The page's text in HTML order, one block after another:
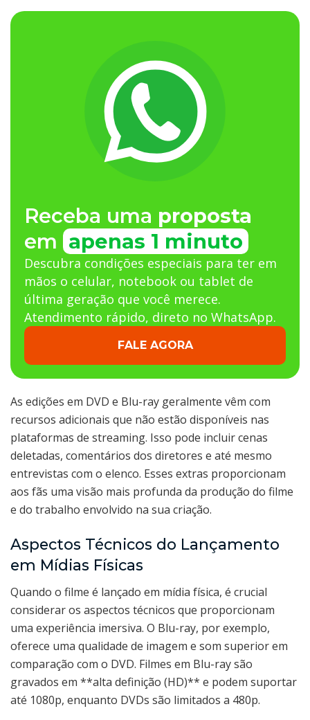
Receba uma proposta
em apenas 1 minuto
Descubra condições especiais para ter em
mãos o celular, notebook ou tablet de
última geração que você merece.
Atendimento rápido, direto no WhatsApp.
FALE AGORA
As edições em DVD e Blu-ray geralmente vêm com
recursos adicionais que não estão disponíveis nas
plataformas de streaming. Isso pode incluir cenas
deletadas, comentários dos diretores e até mesmo
entrevistas com o elenco. Esses extras proporcionam
aos fãs uma visão mais profunda da produção do filme
e do trabalho envolvido na sua criação.
Aspectos Técnicos do Lançamento
em Mídias Físicas
Quando o filme é lançado em mídia física, é crucial
considerar os aspectos técnicos que proporcionam
uma experiência imersiva. O Blu-ray, por exemplo,
oferece uma qualidade de imagem e som superior em
comparação com o DVD. Filmes em Blu-ray são
gravados em **alta definição (HD)** e podem suportar
até 1080p, enquanto DVDs são limitados a 480p.